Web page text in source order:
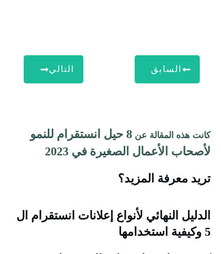
السابق التالي
هذه المقالة عن
8 حيل انستقرام للنمو
الأعمال الصغيرة في 2023
معرفة المزيد؟
النهائي لأنواع إعلانات انستقرام ال